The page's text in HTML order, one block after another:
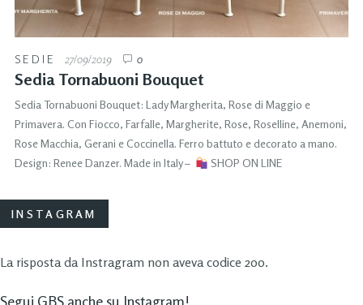
SEDIE 27/09/2019 0
Sedia Tornabuoni Bouquet
Sedia Tornabuoni Bouquet: Lady Margherita, Rose di Maggio e
Primavera. Con Fiocco, Farfalle, Margherite, Rose, Roselline, Anemoni,
Rose Macchia, Gerani e Coccinella. Ferro battuto e decorato a mano.
Design: Renee Danzer. Made in Italy –
SHOP ON LINE
INSTAGRAM
La risposta da Instragram non aveva codice 200.
Segui GBS anche su Instagram!